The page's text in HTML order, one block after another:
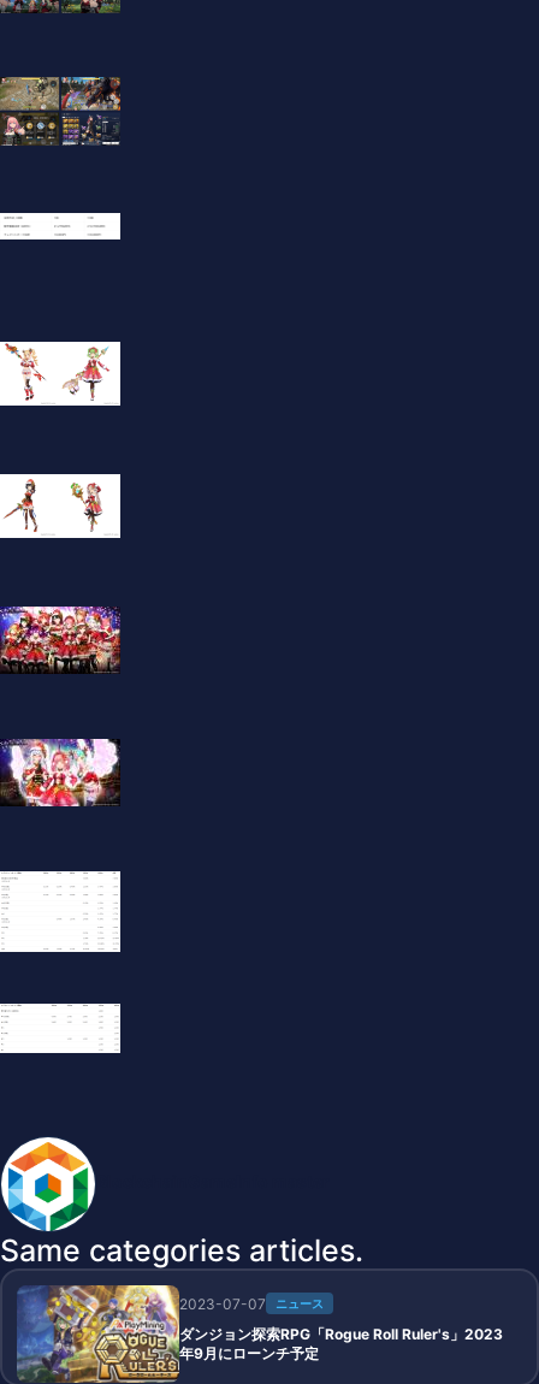
Same categories articles.
2023-07-07 ニュース
ダンジョン探索RPG「Rogue Roll Ruler's」2023
年9月にローンチ予定